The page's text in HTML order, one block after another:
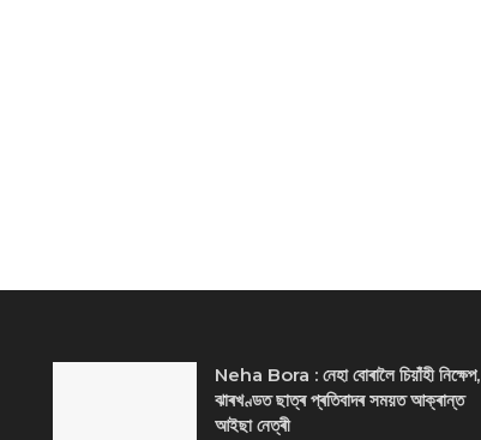
Neha Bora : নেহা বোৰালৈ চিয়াঁহী নিক্ষেপ,
ঝাৰখণ্ডত ছাত্ৰ প্ৰতিবাদৰ সময়ত আক্ৰান্ত
আইছা নেত্ৰী